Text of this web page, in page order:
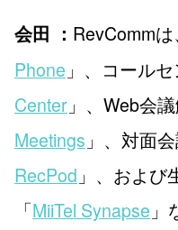
会田 ： RevComm
Phone 」、コール
Center 」、Web会
Meetings 」、対面
RecPod 」、および
「MiiTel Synapse